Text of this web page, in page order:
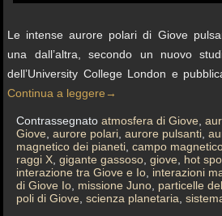
Le intense aurore polari di Giove
una dall’altra, secondo un nuovo
dell’University College London e
Continua a leggere →
Contrassegnato atmosfera di Giove ,
Giove ,aurore polari ,aurore pulsanti ,
magnetico dei pianeti ,campo
raggi X ,gigante gassoso ,giove hot
interazione tra Giove e Io interazioni
di Giove Io missione Juno particelle
poli di Giove ,scienza planetaria ,